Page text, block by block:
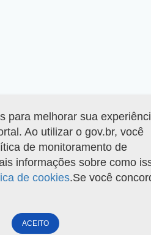
para melhorar sua
Ao utilizar o gov.br, você
de monitoramento de
informações sobre como
de cookies.Se você
ACEITO